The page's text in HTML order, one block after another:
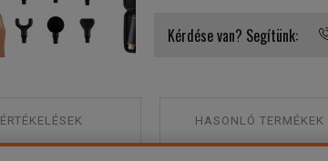
Kérdése van? Segítünk:
ÉRTÉKELÉSEK HASONLÓ TERMÉKEK